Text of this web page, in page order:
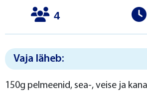
4
Vaja läheb:
150g pelmeenid, sea-, veise ja